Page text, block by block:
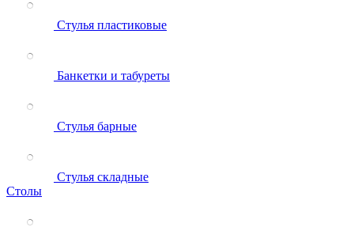
Стулья пластиковые
Банкетки и табуреты
Стулья барные
Стулья складные
Столы